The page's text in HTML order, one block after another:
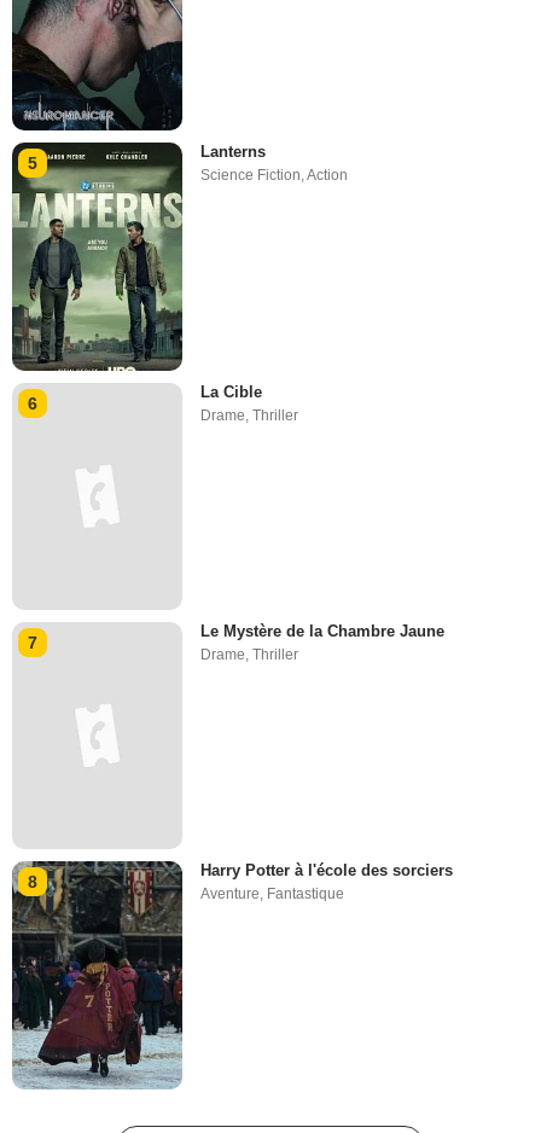
5
Lanterns
Science Fiction,Action
6
La Cible
Drame ,Thriller
7
Le Mystère de la Chambre Jaune
Drame,Thriller
8
Harry Potter à l'école des sorciers
Aventure, Fantastique